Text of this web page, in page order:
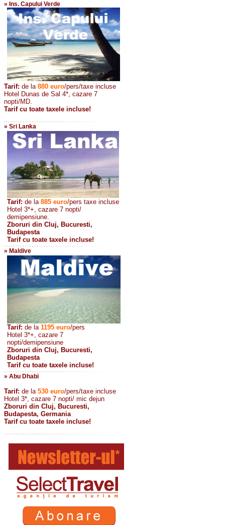
» Ins. Capului Verde
Tarif: de la 880 euro/pers/taxe incluse
Hotel Dunas de Sal 4*, cazare 7
nopti/MD.
Tarif cu toate taxele incluse!
» Sri Lanka
Tarif: de la 885 euro/pers taxe incluse
Hotel 3*+, cazare 7 nopti/
demipensiune.
Zboruri din Cluj, Bucuresti,
Budapesta
Tarif cu toate taxele incluse!
» Maldive
Tarif: de la 1195 euro/pers
Hotel 3*+, cazare 7
nopti/demipensiune
Zboruri din Cluj, Bucuresti,
Budapesta
Tarif cu toate taxele incluse!
» Abu Dhabi
Tarif: de la 530 euro/pers/taxe incluse
Hotel 3*, cazare 7 nopti/ mic dejun
Zboruri din Cluj, Bucuresti,
Budapesta, Germania
Tarif cu toate taxele incluse!